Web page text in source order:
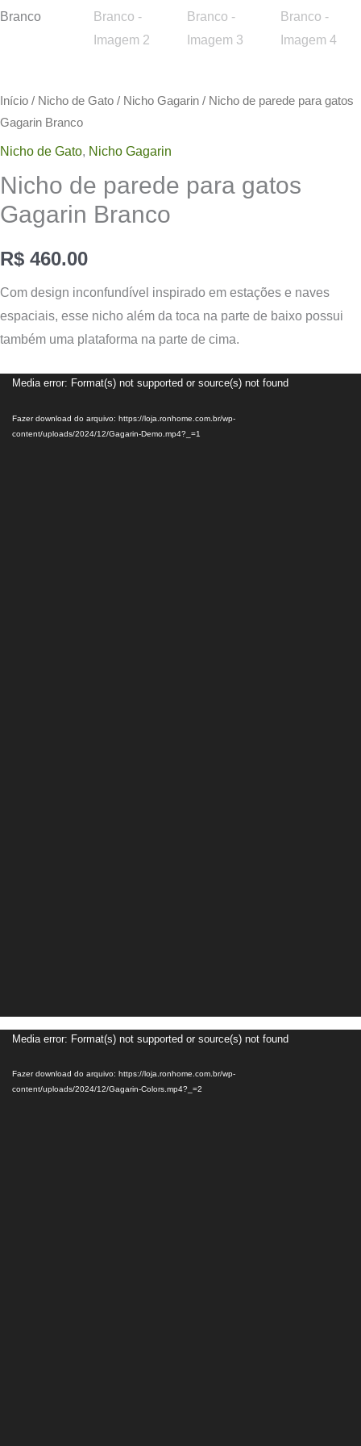
Início / Nicho de Gato / Nicho Gagarin / Nicho de parede para gatos
Gagarin Branco
Nicho de Gato, Nicho Gagarin
Nicho de parede para gatos
Gagarin Branco
R$ 460.00
Com design inconfundível inspirado em estações e naves
espaciais, esse nicho além da toca na parte de baixo possui
também uma plataforma na parte de cima.
Tocador
vídeo
Media error: Format(s) not supported or source(s) not found
Fazer download do arquivo: https://loja.ronhome.com.br/wp-
content/uploads/2024/12/Gagarin-Demo.mp4?_=1
Tocador
vídeo
Media error: Format(s) not supported or source(s) not found
Fazer download do arquivo: https://loja.ronhome.com.br/wp-
content/uploads/2024/12/Gagarin-Colors.mp4?_=2